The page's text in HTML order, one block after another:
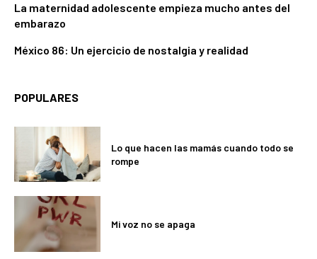
La maternidad adolescente empieza mucho antes del
embarazo
México 86: Un ejercicio de nostalgia y realidad
POPULARES
Lo que hacen las mamás cuando todo se
rompe
Mi voz no se apaga